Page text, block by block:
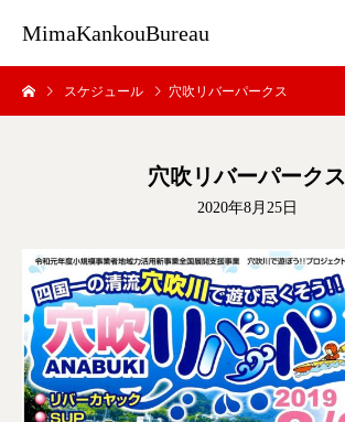
MimaKankouBureau
スケジュール 穴吹リバーパークス
穴吹リバーパークス
2020年8月25日